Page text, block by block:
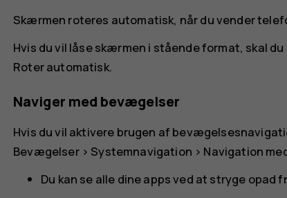
Skærmen roteres automatisk, når du vender
Hvis du vil låse skærmen i stående format, skal
Roter automatisk.
Naviger med bevægelser
Hvis du vil aktivere brugen af
Bevægelser> Systemnavigation > Navigation
Du kan se alle dine apps ved at stryge opad